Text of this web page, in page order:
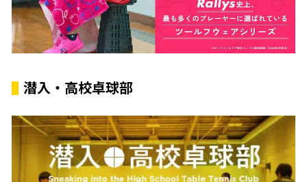
潜入・高校卓球部